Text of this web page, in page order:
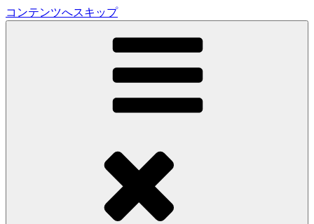
コンテンツへスキップ
LA VILLA ROUGE Blog